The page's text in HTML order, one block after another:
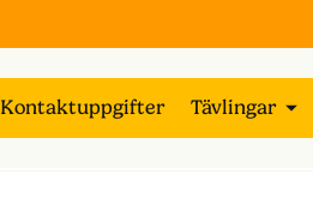
Kontaktuppgifter Tävlingar